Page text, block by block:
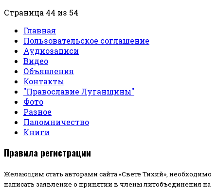
Страница 44 из 54
Главная
Пользовательское соглашение
Аудиозаписи
Видео
Объявления
Контакты
"Православие Луганщины"
Фото
Разное
Паломничество
Книги
Правила регистрации
Желающим стать авторами сайта «Свете Тихий», необходимо
написать заявление о принятии в члены литобъединения на